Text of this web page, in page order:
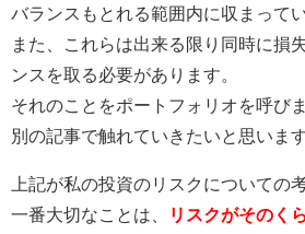
バランスもとれる範囲内に収まって
また、これらは出来る限り同時に損
ンスを取る必要があります。
それのことをポートフォリオを呼び
別の記事で触れていきたいと思います
上記が私の投資のリスクについての
一番大切なことは、
リスクがそのく